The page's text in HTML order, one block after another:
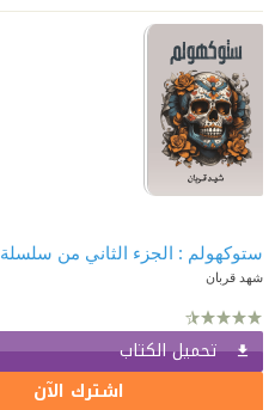
ستوكهولم : الجزء الثاني من سلسلة 005
شهد قربان
تحميل الكتاب
اشترك الآن